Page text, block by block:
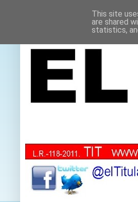
This site
are shared
statistics,